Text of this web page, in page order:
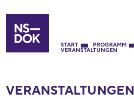
START PROGRAMM
VERANSTALTUNGEN
VERANSTALTUNGEN